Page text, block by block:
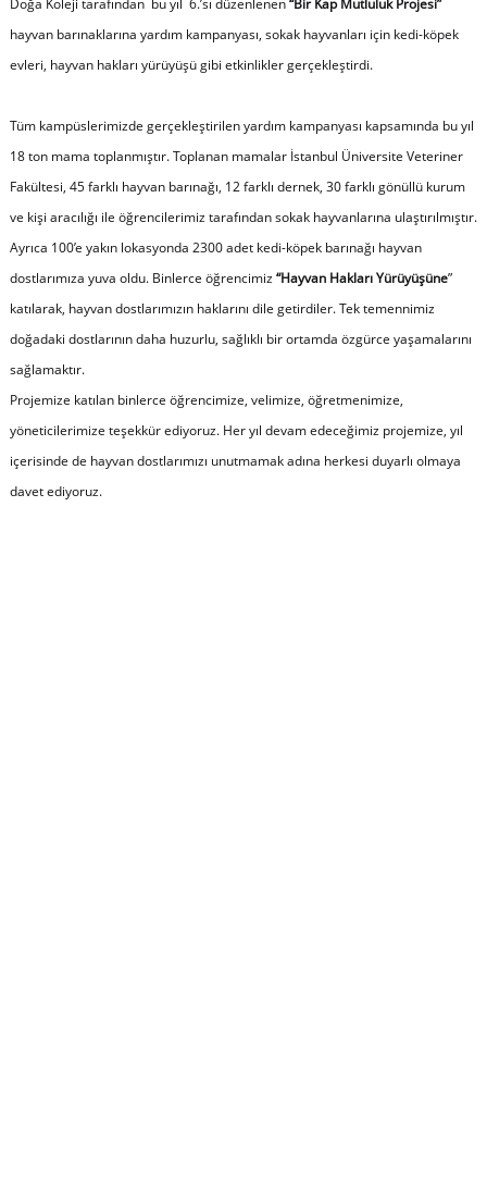
hayvan barınaklarına yardım kampanyası, sokak hayvanları için kedi-köpek
evleri, hayvan hakları yürüyüşü gibi etkinlikler gerçekleştirdi.
Tüm kampüslerimizde gerçekleştirilen yardım kampanyası kapsamında bu yıl
18 ton mama toplanmıştır. Toplanan mamalar İstanbul Üniversite Veteriner
Fakültesi, 45 farklı hayvan barınağı, 12 farklı dernek, 30 farklı gönüllü kurum
ve kişi aracılığı ile öğrencilerimiz tarafından sokak hayvanlarına ulaştırılmıştır.
Ayrıca 100’e yakın lokasyonda 2300 adet kedi-köpek barınağı hayvan
dostlarımıza yuva oldu. Binlerce öğrencimiz“Hayvan Hakları Yürüyüşüne”
katılarak, hayvan dostlarımızın haklarını dile getirdiler. Tek temennimiz
doğadaki dostlarının daha huzurlu, sağlıklı bir ortamda özgürce yaşamalarını
sağlamaktır.
Projemize katılan binlerce öğrencimize, velimize, öğretmenimize,
yöneticilerimize teşekkür ediyoruz. Her yıl devam edeceğimiz projemize, yıl
içerisinde de hayvan dostlarımızı unutmamak adına herkesi duyarlı olmaya
davet ediyoruz.